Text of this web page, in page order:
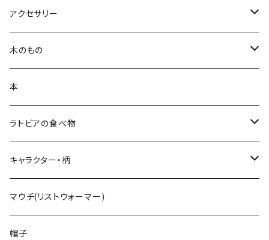
ランチョンマット
トートバッグ
ハンカチ
アクセサリー
白樺ピアス
白樺ブローチ
BALTU ROTAS
ピアス
ペンダント
ラトビアのミトンピアス／イヤリング
木のもの
白樺コースター
白樺ティーマット
キッチン雑貨
くるみ割り
レモン絞り
ミトンブロッカー
本
ラトビアの食べ物
手摘みハーブティー
ライ麦パン
ジンジャークッキー
キャラクター・柄
花柄
いぬ
マウチ(リストウォーマー)
帽子